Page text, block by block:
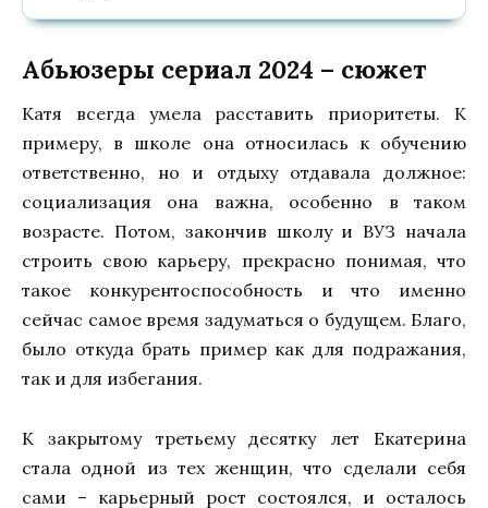
Абьюзеры сериал 2024 – сюжет
Катя всегда умела расставить приоритеты. К
примеру, в школе она относилась к обучению
ответственно, но и отдыху отдавала должное:
социализация она важна, особенно в таком
возрасте. Потом, закончив школу и ВУЗ начала
строить свою карьеру, прекрасно понимая, что
такое конкурентоспособность и что именно
сейчас самое время задуматься о будущем. Благо,
было откуда брать пример как для подражания,
так и для избегания.
К закрытому третьему десятку лет Екатерина
стала одной из тех женщин, что сделали себя
сами – карьерный рост состоялся, и осталось